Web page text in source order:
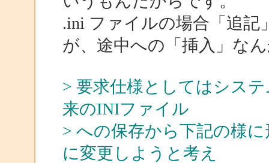
.ini ファイルの場合「追
が、途中への「挿入」な
> 要求仕様としてはシス
来のINIファイル
> への保存から下記の様
に変更しようと考え